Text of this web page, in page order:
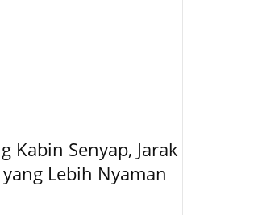
Kabin Senyap, Jarak
Lebih Nyaman